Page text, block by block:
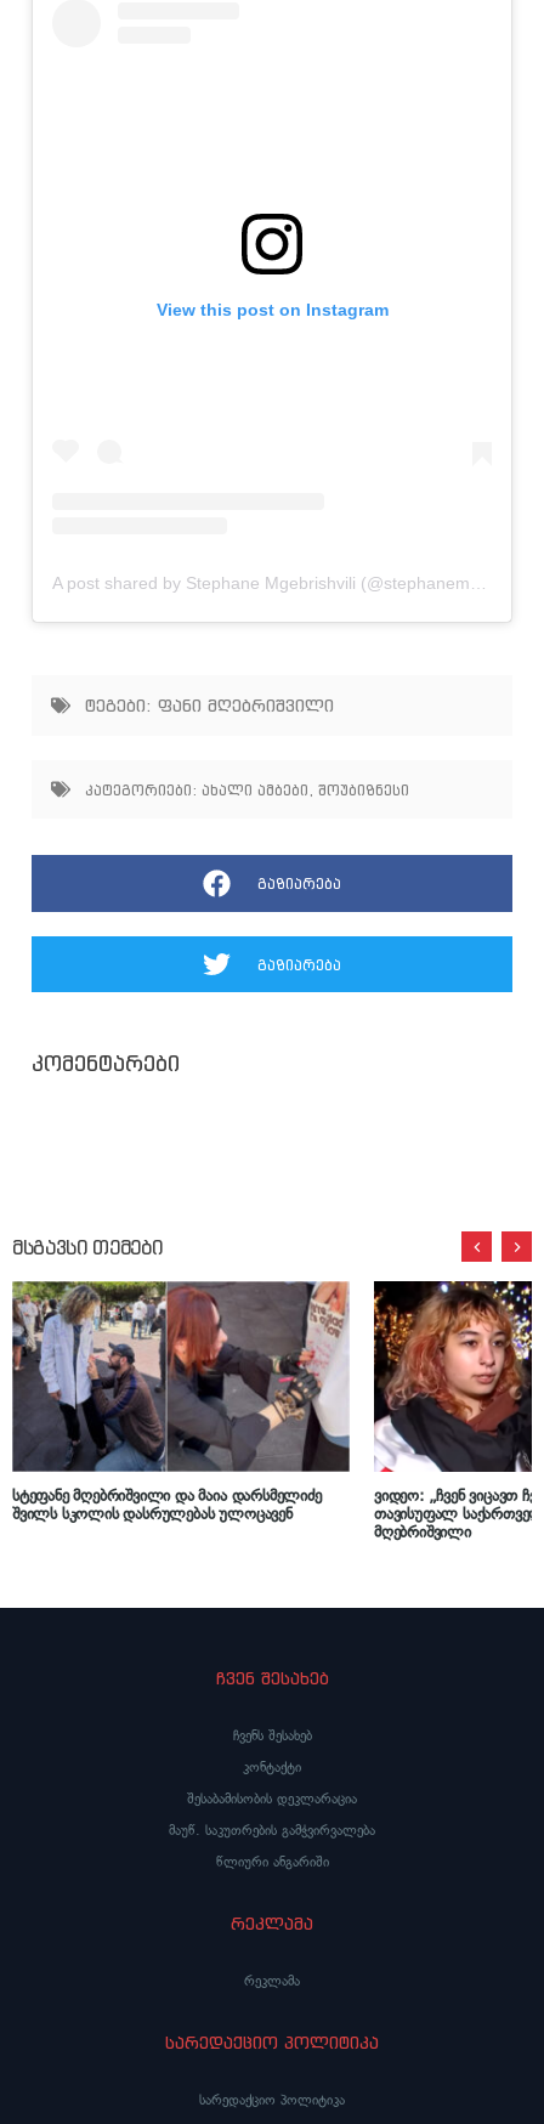
View this post on Instagram
A post shared by Stephane Mgebrishvili (@stephanemgebrishvili)
ტეგები: ფანი მღებრიშვილი
კატეგორიები: ახალი ამბები შოუბიზნესი
გაზიარება
გაზიარება
კომენტარები
მსგავსი თემები
სტეფანე მღებრიშვილი და მაია დარსმელიძე
შვილს სკოლის დასრულებას ულოცავენ
ვიდეო: „ჩვენ ვიცავთ
თავისუფალ
მღებრიშვილი
ჩვენ შესახებ
ჩვენს შესახებ
კონტაქტი
შესაბამისობის დეკლარაცია
მაუწ. საკუთრების გამჭვირვალება
წლიური ანგარიში
რეკლამა
რეკლამა
სარედაქციო პოლიტიკა
სარედაქციო პოლიტიკა